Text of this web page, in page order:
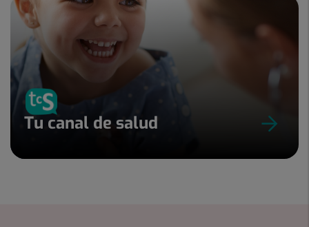
Tu canal de salud